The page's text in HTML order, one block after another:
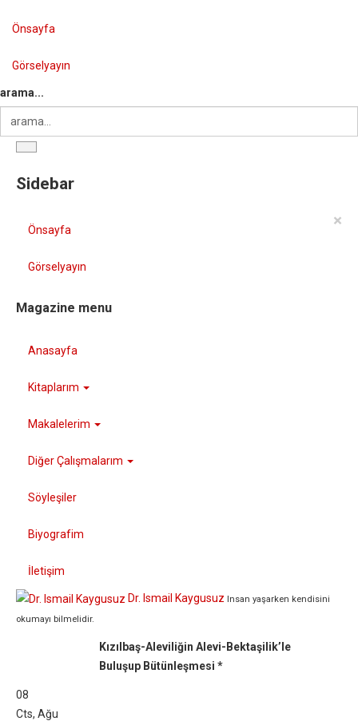
Önsayfa
Görselyayın
arama...
Sidebar
×
Önsayfa
Görselyayın
Magazine menu
Anasayfa
Kitaplarım
Makalelerim
Diğer Çalışmalarım
Söyleşiler
Biyografim
İletişim
Dr. Ismail Kaygusuz Insan yaşarken kendisini
okumayı bilmelidir.
Kızılbaş-Aleviliğin Alevi-Bektaşilik’le
Buluşup Bütünleşmesi *
08
Cts, Ağu